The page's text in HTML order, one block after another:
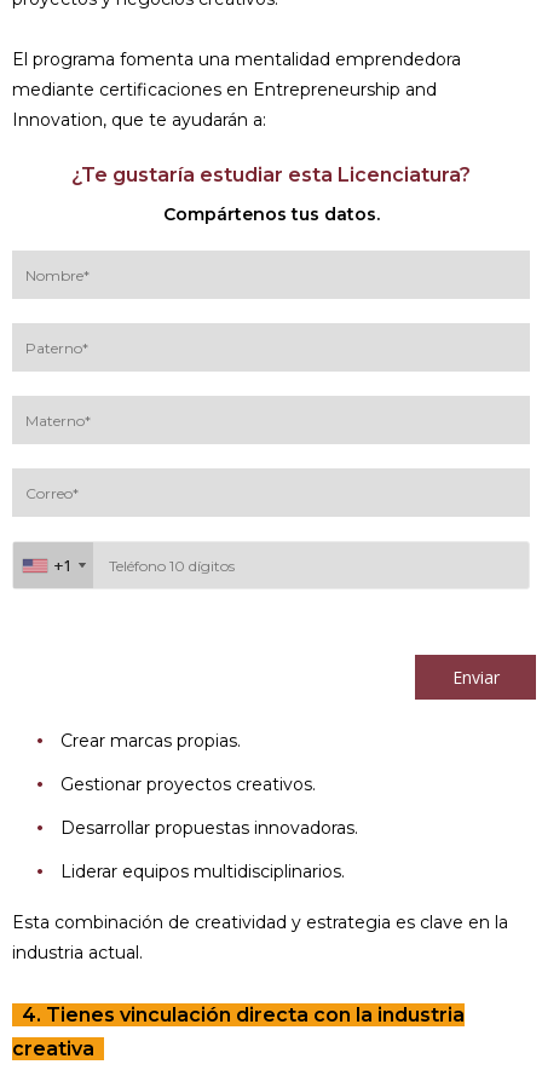
El programa fomenta una mentalidad emprendedora
mediante certificaciones en Entrepreneurship and
Innovation, que te ayudarán a:
¿Te gustaría estudiar esta Licenciatura?
Compártenos tus datos.
+1
+1
Enviar
Crear marcas propias.
Gestionar proyectos creativos.
Desarrollar propuestas innovadoras.
Liderar equipos multidisciplinarios.
Esta combinación de creatividad y estrategia es clave en la
industria actual.
4. Tienes vinculación directa con la industria
creativa